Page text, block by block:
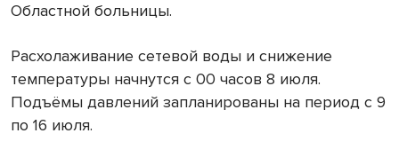
Областной больницы.
Расхолаживание сетевой воды и снижение
температуры начнутся с 00 часов 8 июля.
Подъёмы давлений запланированы на период с 9
по 16 июля.